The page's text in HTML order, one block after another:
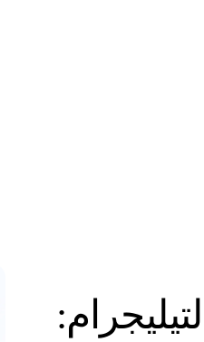
خصوصية CRM لتيليجرام: